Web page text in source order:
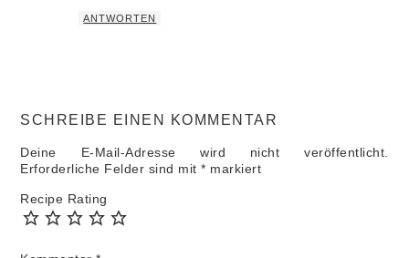
ANTWORTEN
SCHREIBE EINEN KOMMENTAR
Deine E-Mail-Adresse wird nicht veröffentlicht.
Erforderliche Felder sind mit* markiert
Recipe Rating